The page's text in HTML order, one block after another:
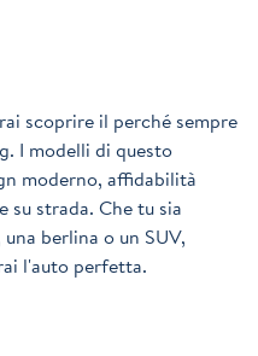
scoprire il perché sempre
I modelli di questo
moderno, affidabilità
strada. Che tu sia
berlina o un SUV,
l'auto perfetta.